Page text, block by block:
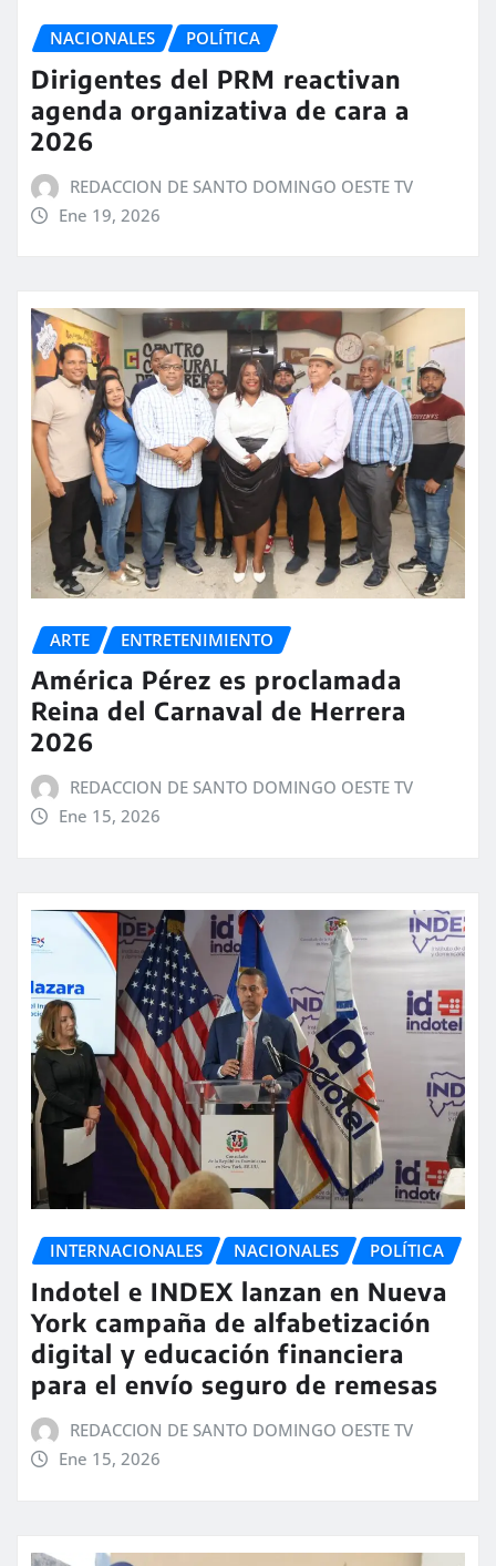
NACIONALES POLÍTICA
Dirigentes del PRM reactivan
agenda organizativa de cara a
2026
REDACCION DE SANTO DOMINGO OESTE TV
Ene 19, 2026
ARTE ENTRETENIMIENTO
América Pérez es proclamada
Reina del Carnaval de Herrera
2026
REDACCION DE SANTO DOMINGO OESTE TV
Ene 15, 2026
INTERNACIONALES NACIONALES POLÍTICA
Indotel e INDEX lanzan en Nueva
York campaña de alfabetización
digital y educación financiera
para el envío seguro de remesas
REDACCION DE SANTO DOMINGO OESTE TV
Ene 15, 2026